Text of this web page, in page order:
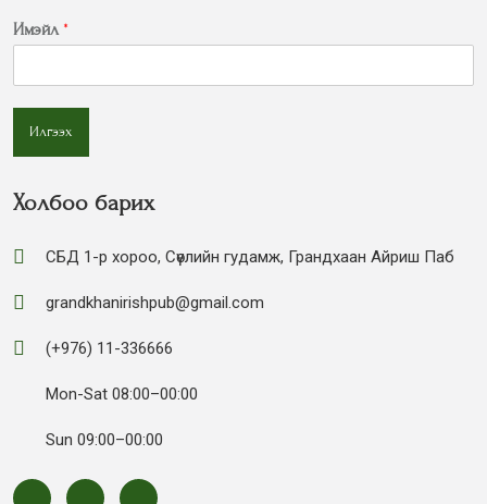
Имэйл *
Илгээх
Холбоо барих
СБД 1-р хороо, Сөүлийн гудамж, Грандхаан Айриш Паб
grandkhanirishpub@gmail.com
(+976) 11-336666
Mon-Sat 08:00–00:00
Sun 09:00–00:00